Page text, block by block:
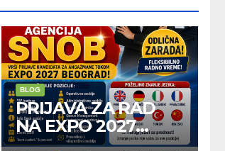
BLOG
PRIJAVA ZA RAD
NA EXPO 2027
BELGRADE